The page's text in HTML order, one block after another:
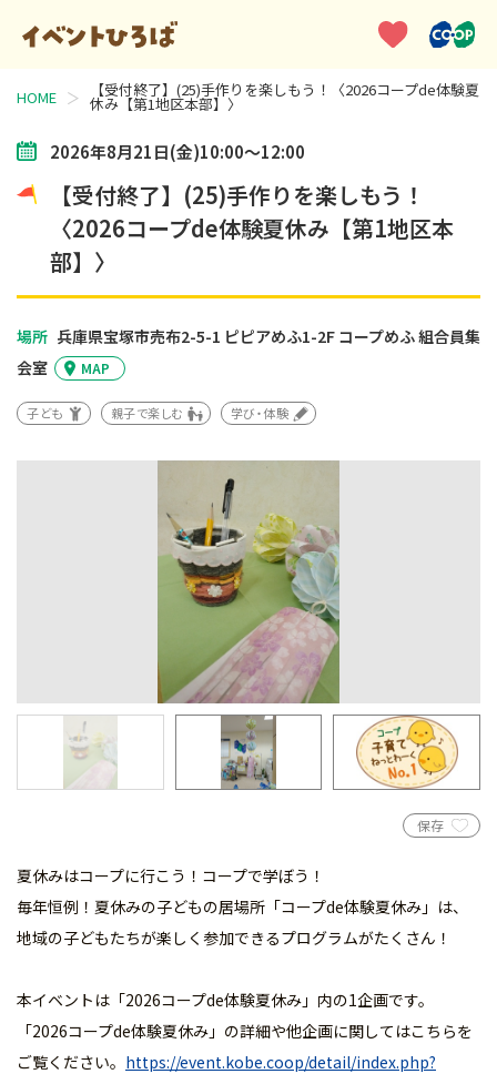
HOME 【受付終了】(25)手作りを楽しもう！〈2026コープde体験夏
休み【第1地区本部】〉
2026年8月21日(金)10:00～12:00
【受付終了】(25)手作りを楽しもう！
〈2026コープde体験夏休み【第1地区本
部】〉
場所 兵庫県宝塚市売布2-5-1 ピピアめふ1-2F コープめふ 組合員集
会室
MAP
子ども 親子で楽しむ 学び・体験
保存
夏休みはコープに行こう！コープで学ぼう！
毎年恒例！夏休みの子どもの居場所「コープde体験夏休み」は、
地域の子どもたちが楽しく参加できるプログラムがたくさん！
本イベントは「2026コープde体験夏休み」内の1企画です。
「2026コープde体験夏休み」の詳細や他企画に関してはこちらを
ご覧ください。 https://event.kobe.coop/detail/index.php?